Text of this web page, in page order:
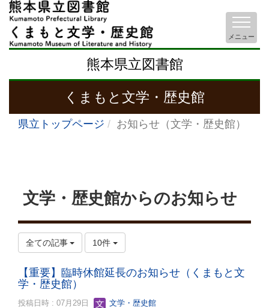
熊本県立図書館
くまもと文学・歴史館
メニュー
県立トップページ お知らせ（文学・歴史館）
文学・歴史館からのお知らせ
全ての記事 10件
【重要】臨時休館延長のお知らせ（くまもと文
学・歴史館）
投稿日時 : 07月29日 文学・歴史館